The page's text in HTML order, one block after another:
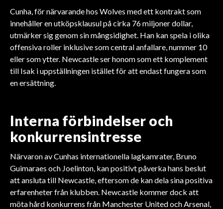
Cunha, för närvarande hos Wolves med ett kontrakt som
innehåller en utköpsklausul på cirka 76 miljoner dollar,
utmärker sig genom sin mångsidighet. Han kan spela i olika
offensiva roller inklusive som central anfallare, nummer 10
eller som ytter. Newcastle ser honom som ett komplement
till Isak i uppställningen istället för att endast fungera som
en ersättning.
Interna förbindelser och
konkurrensintresse
Närvaron av Cunhas internationella lagkamrater, Bruno
Guimaraes och Joelinton, kan positivt påverka hans beslut
att ansluta till Newcastle, eftersom de kan dela sina positiva
erfarenheter från klubben. Newcastle kommer dock att
möta hård konkurrens från Manchester United och Arsenal,